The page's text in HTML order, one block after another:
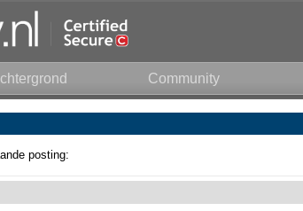
Community
posting: